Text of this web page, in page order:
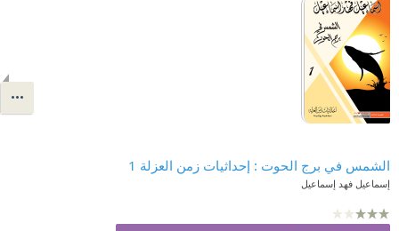
الشمس في برج الحوت : إحداثيات زمن العزلة 1
إسماعيل فهد إسماعيل